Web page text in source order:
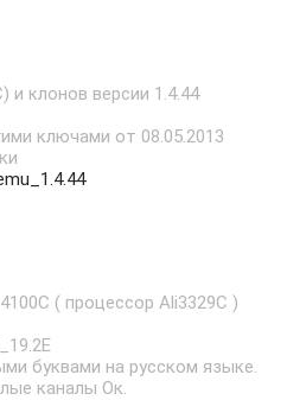
и клонов версии 1.4.44
ключами от 08.05.2013
( процессор Ali3329C )
буквами на русском языке.
каналы Ок.